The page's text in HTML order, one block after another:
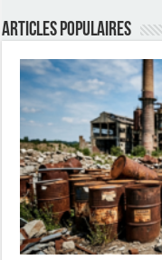
Articles populaires